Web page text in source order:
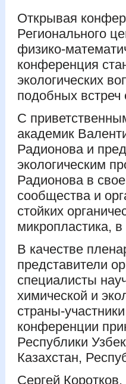
Открывая
Регионального
физико-
конференция
экологических
подобных
С
академик
Радионова и
экологическим
Радионова в
сообщества и
стойких
микропластика,
В качестве
представители
специалисты
химической и
страны-
конференции
Республики
Казахстан,
Сергей